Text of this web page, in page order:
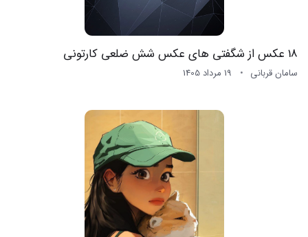
18 عکس از شگفتی های عکس شش ضلعی کارتونی
سامان قربانی 19 مرداد 1405